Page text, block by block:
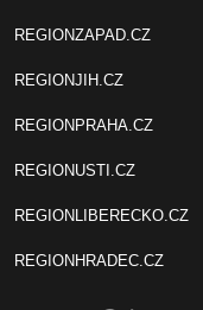
REGIONZAPAD.CZ
REGIONJIH.CZ
REGIONPRAHA.CZ
REGIONUSTI.CZ
REGIONLIBERECKO.CZ
REGIONHRADEC.CZ